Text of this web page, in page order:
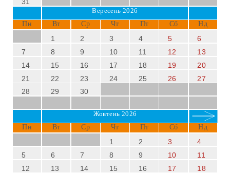
Вересень 2026
Пн Вт Ср Чт Пт Сб Нд
1 2 3 4 5
6
7
8 9 10 11 12
13
14
15 16 17 18 19
20
21
22 23 24 25 26
27
28
29 30
Жовтень 2026
Пн Вт Ср Чт Пт Сб Нд
1 2 3
4
5
6 7 8 9 10
11
12
13 14 15 16 17
18